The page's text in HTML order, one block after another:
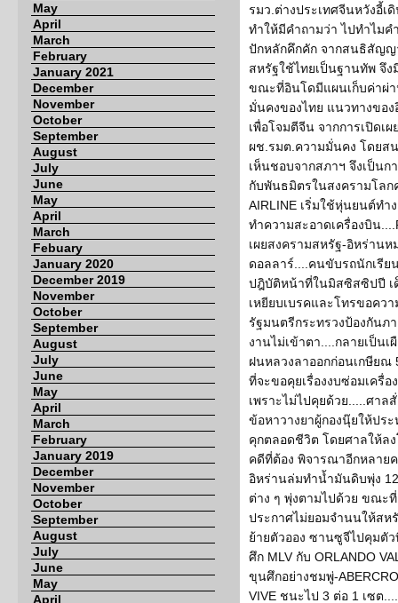
May
April
March
February
January 2021
December
November
October
September
August
July
June
May
April
March
Febuary
January 2020
December 2019
November
October
September
August
July
June
May
April
March
February
January 2019
December
November
October
September
August
July
June
May
April
รมว.ต่างประเทศจีนหวังอี้เ
ทำให้มีคำถามว่า ไปทำไมค
ปักหลักคึกคัก จากสนธิสัญญ
สหรัฐใช้ไทยเป็นฐานทัพ จึง
ขณะที่อินโดมีแผนเก็บค่าผ่
มั่นคงของไทย แนวทางขอ
เพื่อโจมตีจีน จากการเปิดเ
ผช.รมต.ความมั่นคง โดย
เห็นชอบจากสภาฯ จึงเป็น
กับพันธมิตรในสงครามโลก
AIRLINE เริ่มใช้หุ่นยนต์ท
ทำความสะอาดเครื่องบิน
เผยสงครามสหรัฐ-อิหร่าน
ดอลลาร์....คนขับรถนักเรี
ปฎิบัติหน้าที่ในมิสซิสซิปปี เ
เหยียบเบรคและโทรขอคว
รัฐมนตรีกระทรวงป้องกันภ
งานไม่เข้าตา....กลายเป็น
ฝนหลวงลาออกก่อนเกษียณ
ที่จะขอคุยเรื่องงบซ่อมเครื่
เพราะไม่ไปคุยด้วย.....ศา
ข้อหาวางยาผู้กองนุ๊ยให้ปร
คุกตลอดชีวิต โดยศาลให้ล
คดีที่ต้อง พิจารณาอีกหลาย
อิหร่านล่มทำน้ำมันดิบพุ่ง
ต่าง ๆ พุ่งตามไปด้วย ขณะที่
ประกาศไม่ยอมจำนนให้สห
ย้ายตัวออง ซานซูจีไปคุมตัว
ศึก MLV กับ ORLANDO
ขุนศึกอย่างชมพู่-
VIVE ชนะไป 3 ต่อ 1 เซต